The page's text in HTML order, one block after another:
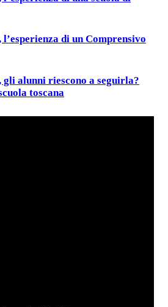
di un Comprensivo
alunni riescono a seguirla?
toscana